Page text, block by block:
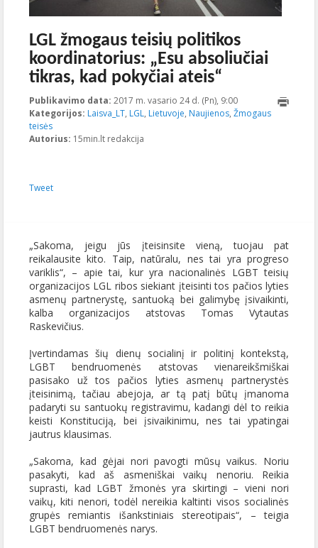
LGL žmogaus teisių politikos
koordinatorius: „Esu absoliučiai
tikras, kad pokyčiai ateis“
Publikavimo data: 2017 m. vasario 24 d. (Pn), 9:00
21T13:14:22+00:00
Kategorijos: Laisva_LT, LGL, Lietuvoje, Naujienos, Žmogaus
teisės
Autorius: 15min.lt redakcija
Tweet
„Sakoma, jeigu jūs įteisinsite vieną, tuojau pat
reikalausite kito. Taip, natūralu, nes tai yra progreso
variklis“, – apie tai, kur yra nacionalinės LGBT teisių
organizacijos LGL ribos siekiant įteisinti tos pačios lyties
asmenų partnerystę, santuoką bei galimybę įsivaikinti,
kalba organizacijos atstovas Tomas Vytautas
Raskevičius.
Įvertindamas šių dienų socialinį ir politinį kontekstą,
LGBT bendruomenės atstovas vienareikšmiškai
pasisako už tos pačios lyties asmenų partnerystės
įteisinimą, tačiau abejoja, ar tą patį būtų įmanoma
padaryti su santuokų registravimu, kadangi dėl to reikia
keisti Konstituciją, bei įsivaikinimu, nes tai ypatingai
jautrus klausimas.
„Sakoma, kad gėjai nori pavogti mūsų vaikus. Noriu
pasakyti, kad aš asmeniškai vaikų nenoriu. Reikia
suprasti, kad LGBT žmonės yra skirtingi – vieni nori
vaikų, kiti nenori, todėl nereikia kaltinti visos socialinės
grupės remiantis išankstiniais stereotipais“, – teigia
LGBT bendruomenės narys.